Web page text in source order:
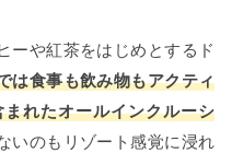
ーや紅茶をはじめとするド
は食事も飲み物もアクティ
れたオールインクルーシ
いのもリゾート感覚に浸れ